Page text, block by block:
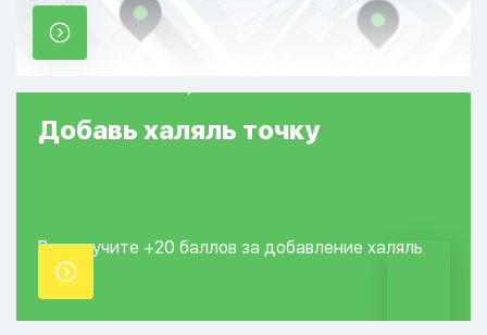
Добавь халяль точку
Вы получите +20 баллов за добавление халяль
точки.